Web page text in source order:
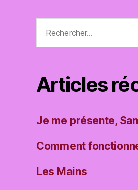
Articles
Je me présente,
Comment
Les Mains